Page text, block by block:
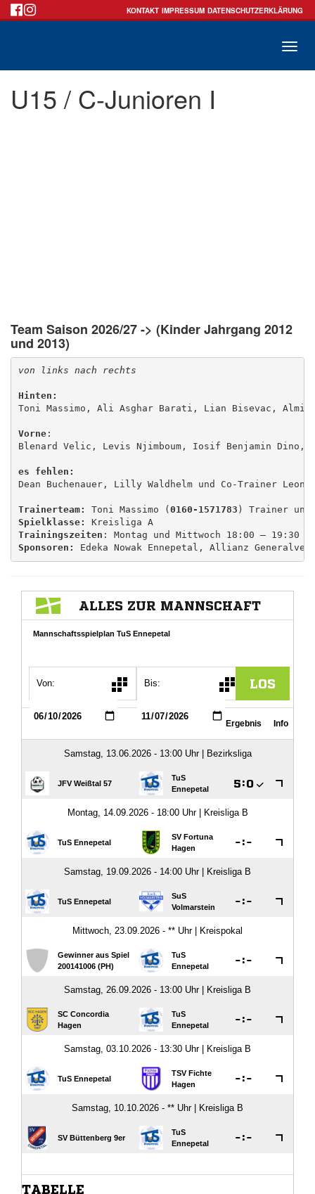
KONTAKT IMPRESSUM DATENSCHUTZERKLÄRUNG
U15 / C-Junioren I
Team Saison 2026/27-> (Kinder Jahrgang 2012
und 2013)
Hinten:
Toni Massimo, Ali Asghar Barati, Lian Bisevac,
Vorne:
Blenard Velic, Levis Njimboum, Iosif Benjamin Dino,
es fehlen:
Dean Buchenauer, Lilly Waldhelm und Co-Trainer Leon
Trainerteam: Toni Massimo ( 0160-1571783 ) Trainer und
Spielklasse:
Kreisliga A
Trainingszeiten
Sponsoren:
Edeka Nowak Ennepetal, Allianz